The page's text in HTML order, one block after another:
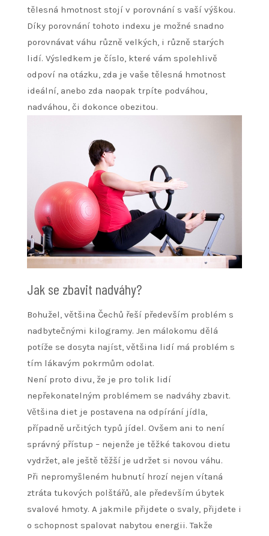
tělesná hmotnost stojí v porovnání s vaší výškou.
Díky porovnání tohoto indexu je možné snadno
porovnávat váhu různě velkých, i různě starých
lidí. Výsledkem je číslo, které vám spolehlivě
odpoví na otázku, zda je vaše tělesná hmotnost
ideální, anebo zda naopak trpíte podváhou,
nadváhou, či dokonce obezitou.
Jak se zbavit nadváhy?
Bohužel, většina Čechů řeší především problém s
nadbytečnými kilogramy. Jen málokomu dělá
potíže se dosyta najíst, většina lidí má problém s
tím lákavým pokrmům odolat.
Není proto divu, že je pro tolik lidí
nepřekonatelným problémem se nadváhy zbavit.
Většina diet je postavena na odpírání jídla,
případně určitých typů jídel. Ovšem ani to není
správný přístup – nejenže je těžké takovou dietu
vydržet, ale ještě těžší je udržet si novou váhu.
Při nepromyšleném hubnutí hrozí nejen vítaná
ztráta tukových polštářů, ale především úbytek
svalové hmoty. A jakmile přijdete o svaly, přijdete i
o schopnost spalovat nabytou energii. Takže